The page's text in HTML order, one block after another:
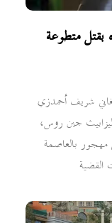
بقتل متطوعة
شريف أحمدزي
جين روس،
مهجور بالعاصمة